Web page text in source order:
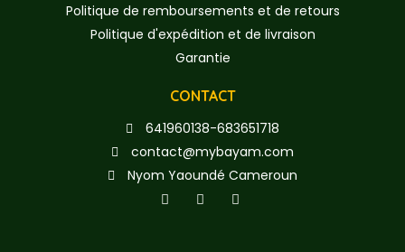
Politique de remboursements et de retours
Politique d'expédition et de livraison
Garantie
CONTACT
641960138-683651718
contact@mybayam.com
Nyom Yaoundé Cameroun
F
a
T
w
Y
o